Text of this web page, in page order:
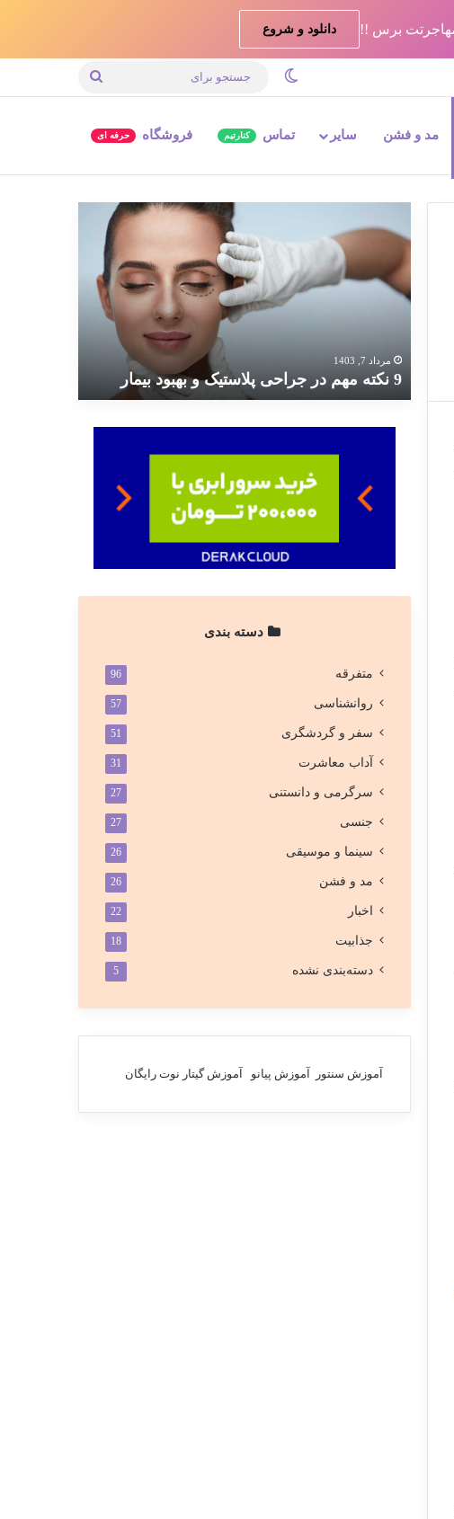
دانلود و شروع
تغییر پوسته جستجو
مد و فشن سایر تماس کنارتیم فروشگاه حرفه ای
نکته
مهم
در
جراحی
پلاستیک
بیمارمرداد 7, 1403
9 نکته مهم در جراحی پلاستیک و بهبود بیمار
دسته بندی
متفرقه 96
روانشناسی 57
سفر و گردشگری 51
آداب معاشرت 31
سرگرمی و دانستنی 27
جنسی 27
سینما و موسیقی 26
مد و فشن 26
اخبار 22
جذابیت 18
دسته‌بندی نشده 5
آموزش سنتور آموزش پیانو آموزش گیتار نوت رایگان